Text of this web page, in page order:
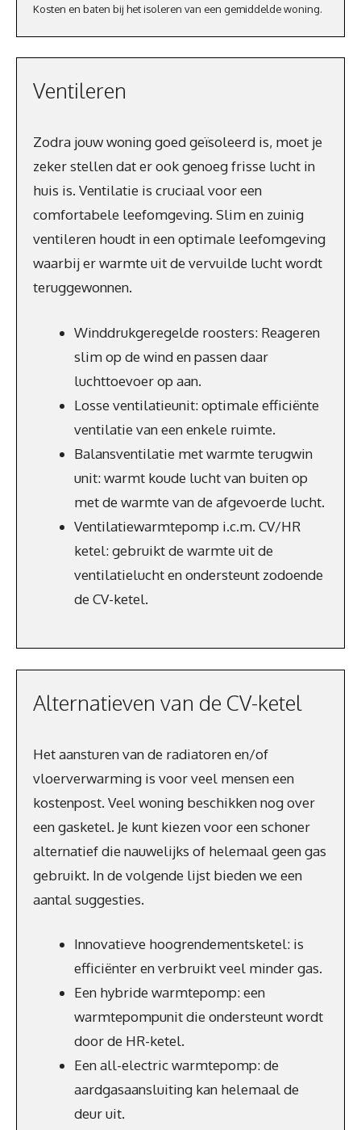
Kosten en baten bij het isoleren van een gemiddelde woning.
Ventileren
Zodra jouw woning goed geïsoleerd is, moet je
zeker stellen dat er ook genoeg frisse lucht in
huis is. Ventilatie is cruciaal voor een
comfortabele leefomgeving. Slim en zuinig
ventileren houdt in een optimale leefomgeving
waarbij er warmte uit de vervuilde lucht wordt
teruggewonnen.
Winddrukgeregelde roosters: Reageren
slim op de wind en passen daar
luchttoevoer op aan.
Losse ventilatieunit: optimale efficiënte
ventilatie van een enkele ruimte.
Balansventilatie met warmte terugwin
unit: warmt koude lucht van buiten op
met de warmte van de afgevoerde lucht.
Ventilatiewarmtepomp i.c.m. CV/HR
ketel: gebruikt de warmte uit de
ventilatielucht en ondersteunt zodoende
de CV-ketel.
Alternatieven van de CV-ketel
Het aansturen van de radiatoren en/of
vloerverwarming is voor veel mensen een
kostenpost. Veel woning beschikken nog over
een gasketel. Je kunt kiezen voor een schoner
alternatief die nauwelijks of helemaal geen gas
gebruikt. In de volgende lijst bieden we een
aantal suggesties.
Innovatieve hoogrendementsketel: is
efficiënter en verbruikt veel minder gas.
Een hybride warmtepomp: een
warmtepompunit die ondersteunt wordt
door de HR-ketel.
Een all-electric warmtepomp: de
aardgasaansluiting kan helemaal de
deur uit.